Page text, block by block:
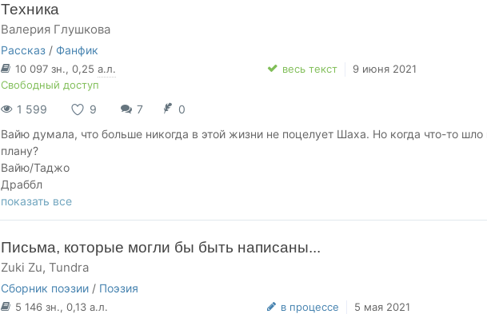
https://author.today/u/taiga/series#4236
а сейчас - конкретно тут, в комментариях к тому 5
https://author.today/work/104469
Техника
Валерия Глушкова
Рассказ / Фанфик
10 097 зн., 0,25 а.л.
Свободный доступ
весь текст 9 июня 2021
1 599 9 7
0
Вайю думала, что больше никогда в этой жизни не поцелует Шаха. Но когда что-то шло
плану?
Вайю/Таджо
Драббл
PG-13
Романтика
(Грозовая охота), а также Белому солнцу дознавателей.
Также большое спасибо нашим дражайшим организаторам за прекрасное мероприятие,
толкнувшее меня написать эту работу.
показать все
Письма, которые могли бы быть написаны...
Zuki Zu, Tundra
Сборник поэзии / Поэзия
5 146 зн., 0,13 а.л.
в процессе
5 мая 2021